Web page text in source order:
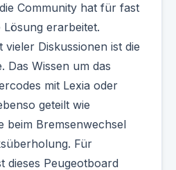
Community hat für fast
Lösung erarbeitet.
Diskussionen ist die
Das Wissen um das
mit Lexia oder
geteilt wie
beim Bremsenwechsel
Für
dieses Peugeotboard